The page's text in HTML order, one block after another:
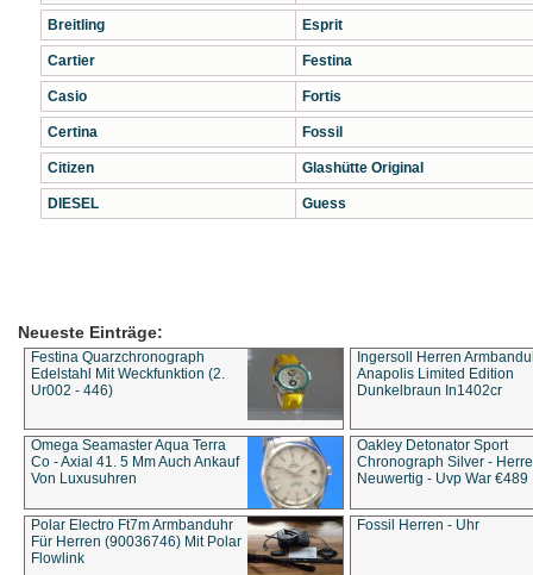
Breitling
Cartier
Casio
Certina
Citizen
DIESEL
Esprit
Festina
Fortis
Fossil
Glashütte Original
Guess
Neueste Einträge:
Festina Quarzchronograph
Edelstahl Mit Weckfunktion (2.
Ur002 - 446)
Ingersoll Herren
Anapolis Limited Edition
Dunkelbraun In1402cr
Omega Seamaster Aqua Terra
Co - Axial 41. 5 Mm Auch Ankauf
Von Luxusuhren
Oakley Detonator Sport
Chronograph Silver -
Neuwertig - Uvp War €489
Polar Electro Ft7m Armbanduhr
Für Herren (90036746) Mit Polar
Flowlink
Fossil Herren - Uhr